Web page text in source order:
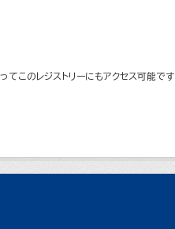
このレジストリーにもアクセス可能です